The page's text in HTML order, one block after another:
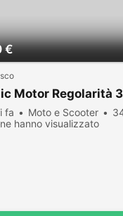
€
Motor Regolarità
fa Moto e Scooter
hanno visualizzato